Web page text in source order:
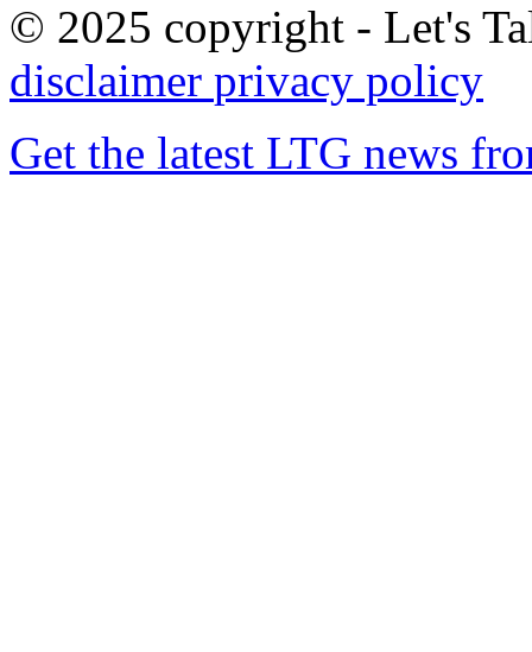
© 2025 copyright - Let's
disclaimer privacy policy
Get the latest LTG news